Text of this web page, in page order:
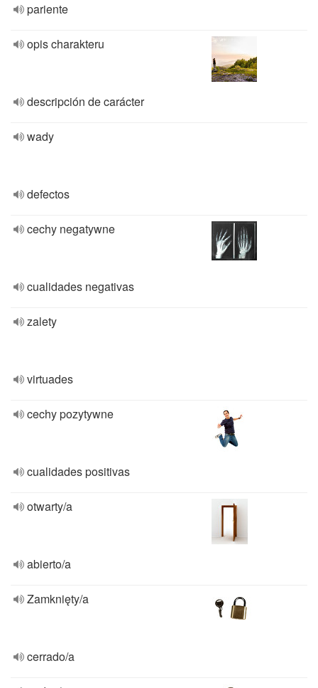
pariente
opis charakteru
descripción de carácter
wady
defectos
cechy negatywne
cualidades negativas
zalety
virtuades
cechy pozytywne
cualidades positivas
otwarty/a
abierto/a
Zamknięty/a
cerrado/a